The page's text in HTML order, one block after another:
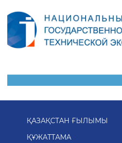
ҚАЗАҚСТАН ҒЫЛЫМЫ
ҚҰЖАТТАМА